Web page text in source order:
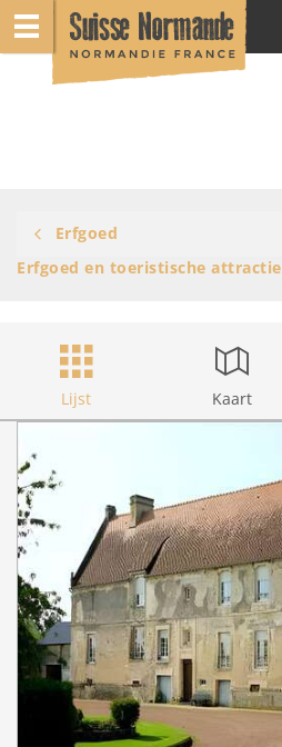
Erfgoed
Erfgoed en toeristische attractie
Lijst Kaart